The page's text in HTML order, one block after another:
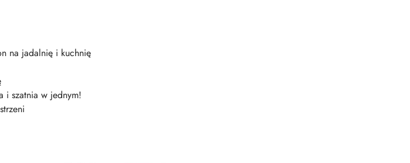
na jadalnię i kuchnię
i szatnia w jednym!